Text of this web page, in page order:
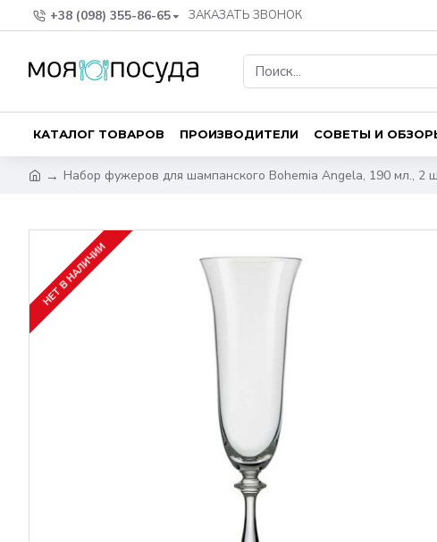
+38 (098) 355-86-65 ЗАКАЗАТЬ ЗВОНОК
КАТАЛОГ ТОВАРОВ ПРОИЗВОДИТЕЛИ СОВЕТЫ И
Набор фужеров для шампанского Bohemia Angela, 190 мл., 2
НЕТ В НАЛИЧИИ